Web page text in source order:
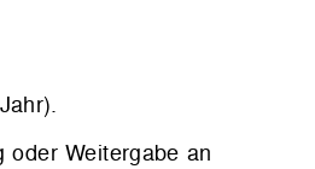
oder Weitergabe an